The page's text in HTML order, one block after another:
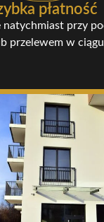
płatność
przy
przelewem w